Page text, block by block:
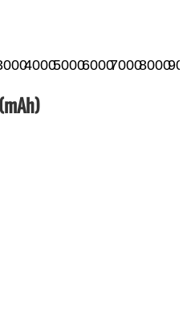
40005000600070008000